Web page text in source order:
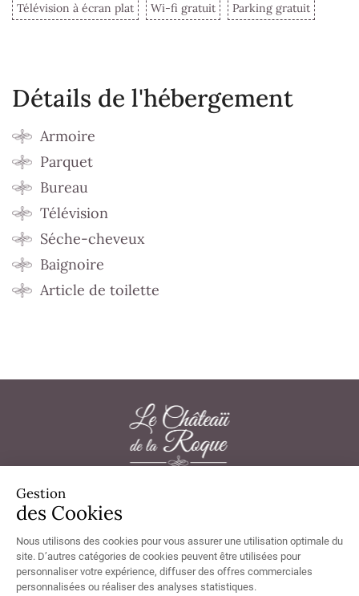
Télévision à écran plat
Wi-fi gratuit Parking gratuit
Détails de l'hébergement
Armoire
Parquet
Bureau
Télévision
Séche-cheveux
Baignoire
Article de toilette
Château de la Roque 50180 Thèreval - Tél.
Chambres non accessibles aux personnes à mobilité réduite, non
accessibles en fauteuil.
Gestion
des Cookies
Nous utilisons des cookies pour vous assurer une utilisation optimale du
site. D’autres catégories de cookies peuvent être utilisées pour
personnaliser votre expérience, diffuser des offres commerciales
personnalisées ou réaliser des analyses statistiques.